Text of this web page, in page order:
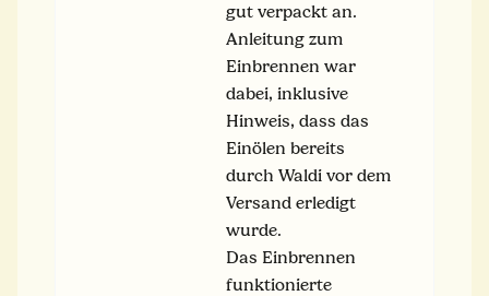
gut verpackt an.
Anleitung zum
Einbrennen war
dabei, inklusive
Hinweis, dass das
Einölen bereits
durch Waldi vor dem
Versand erledigt
wurde.
Das Einbrennen
funktionierte